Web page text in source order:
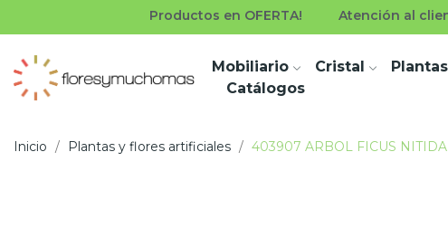
Productos en OFERTA! Atención al
Mobiliario Cristal
Catálogos
Inicio Plantas y flores artificiales 403907 ARBOL FICUS NITIDA